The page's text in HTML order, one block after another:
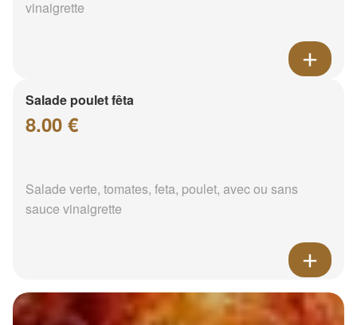
vinaigrette
Salade poulet fêta
8.00 €
Salade verte, tomates, feta, poulet, avec ou sans
sauce vinaigrette